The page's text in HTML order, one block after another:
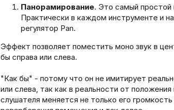
Панорамирование. Это самый простой
Практически в каждом инструменте и
регулятор Pan.
Эффект позволяет поместить моно звук в
бы справа или слева.
"Как бы" - потому что он не имитирует
или слева, так как в реальности от
слушателя меняется не только его